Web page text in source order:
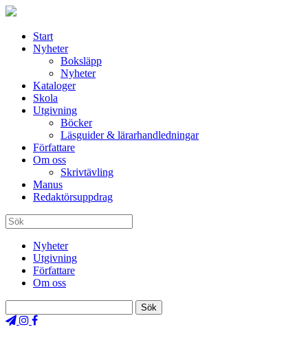
Start
Nyheter
Boksläpp
Nyheter
Kataloger
Skola
Utgivning
Böcker
Läsguider & lärarhandledningar
Författare
Om oss
Skrivtävling
Manus
Redaktörsuppdrag
Nyheter
Utgivning
Författare
Om oss